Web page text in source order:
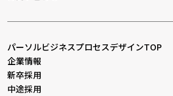
パーソルビジネスプロセスデザインTOP
企業情報
新卒採用
中途採用